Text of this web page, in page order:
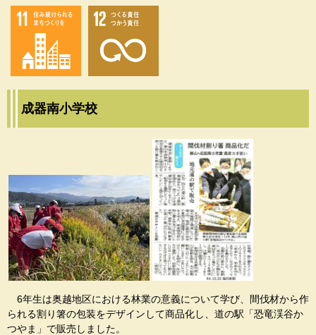
成器南小学校
6年生は奥越地区における林業の意義について学び、間伐材から作
られる割り箸の包装をデザインして商品化し、道の駅「恐竜渓谷か
つやま」で販売しました。